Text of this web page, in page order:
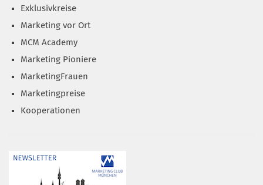
Exklusivkreise
Marketing vor Ort
MCM Academy
Marketing Pioniere
MarketingFrauen
Marketingpreise
Kooperationen